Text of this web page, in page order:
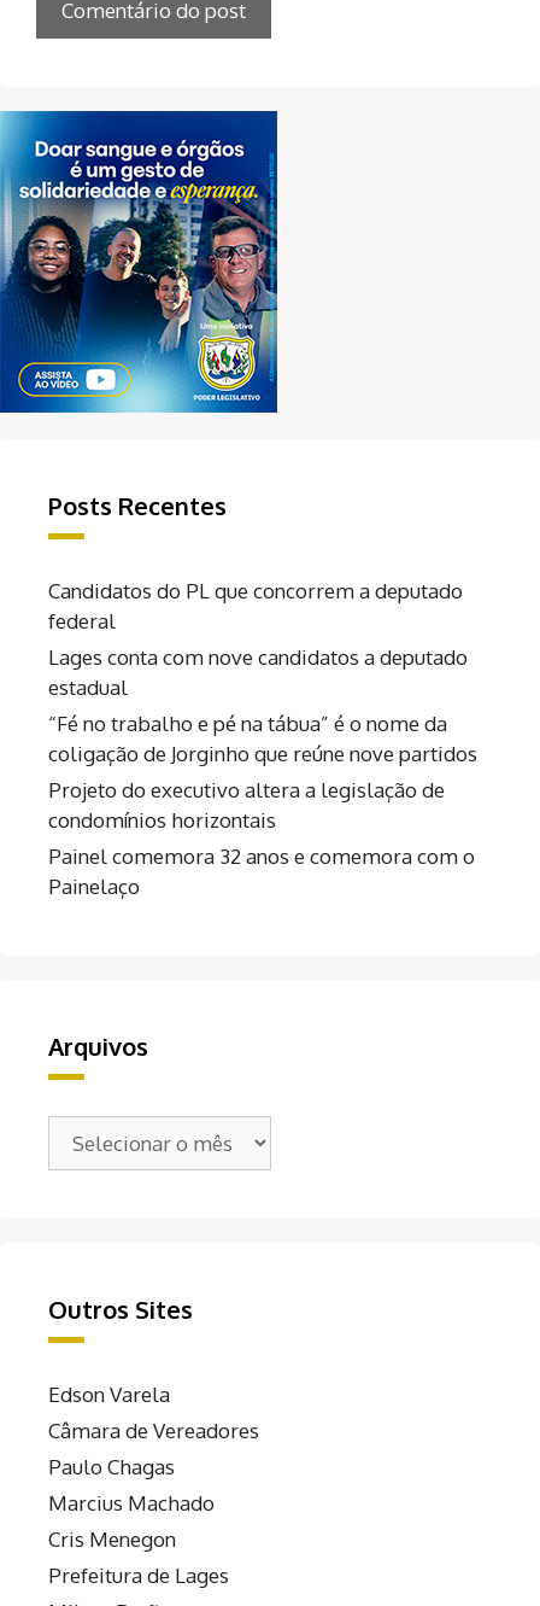
Posts Recentes
Candidatos do PL que concorrem a deputado
federal
Lages conta com nove candidatos a deputado
estadual
“Fé no trabalho e pé na tábua” é o nome da
coligação de Jorginho que reúne nove partidos
Projeto do executivo altera a legislação de
condomínios horizontais
Painel comemora 32 anos e comemora com o
Painelaço
Arquivos
Arquivos
Outros Sites
Edson Varela
Câmara de Vereadores
Paulo Chagas
Marcius Machado
Cris Menegon
Prefeitura de Lages